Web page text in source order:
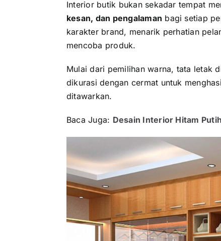
Interior butik bukan sekadar tempat
kesan, dan pengalaman bagi setiap
karakter brand, menarik perhatian
mencoba produk.
Mulai dari pemilihan warna, tata letak
dikurasi dengan cermat untuk
ditawarkan.
Baca Juga: Desain Interior Hitam